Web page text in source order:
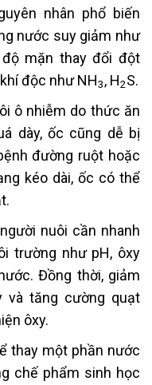
nhân phổ biến
nước suy giảm như
mặn thay đổi đột
độc như NH3, H2S.
ô nhiễm do thức ăn
dày, ốc cũng dễ bị
đường ruột hoặc
kéo dài, ốc có thể
nuôi cần nhanh
trường như pH, ôxy
Đồng thời, giảm
và tăng cường quạt
ôxy.
thay một phần nước
chế phẩm sinh học